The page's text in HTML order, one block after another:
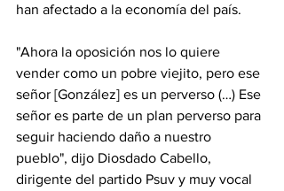
han afectado a la economía del país.
"Ahora la oposición nos lo quiere
vender como un pobre viejito, pero ese
señor [González] es un perverso (…) Ese
señor es parte de un plan perverso para
seguir haciendo daño a nuestro
pueblo", dijo Diosdado Cabello,
dirigente del partido Psuv y muy vocal